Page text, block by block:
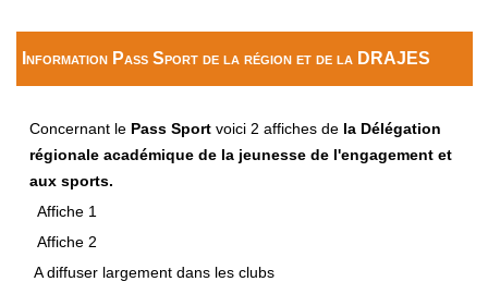
Information Pass Sport de la région et de la DRAJES
Concernant lePass Sportvoici 2 affiches dela Délégation
régionale académique de la jeunesse de l'engagement et
aux sports.
Affiche 1
Affiche 2
A diffuser largement dans les clubs